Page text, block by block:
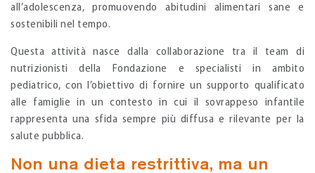
all’adolescenza, promuovendo abitudini alimentari sane e
sostenibili nel tempo.
Questa attività nasce dalla collaborazione tra il team di
nutrizionisti della Fondazione e specialisti in ambito
pediatrico, con l’obiettivo di fornire un supporto qualificato
alle famiglie in un contesto in cui il sovrappeso infantile
rappresenta una sfida sempre più diffusa e rilevante per la
salute pubblica.
Non una dieta restrittiva, ma un